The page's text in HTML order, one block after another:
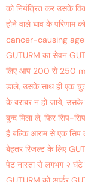
को नियंत्रित कर उसके
होने वाले घाव के
cancer-causing
GUTURM का सेवन
लिए आप 200 से 250 ml
डाले, उसके साथ ही एक
के बराबर न हो जाये,
बून्द मिला ले, फिर सिप-
है बल्कि आराम से एक
बेहतर रिजल्ट के लिए
पेट नास्ता से लगभग २